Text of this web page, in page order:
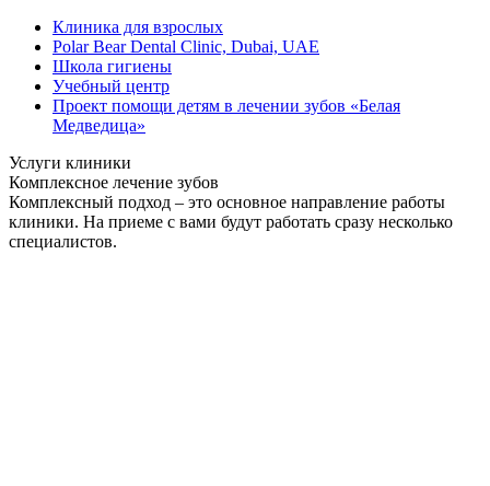
Клиника для взрослых
Polar Bear Dental Clinic, Dubai, UAE
Школа гигиены
Учебный центр
Проект помощи детям в лечении зубов «Белая
Медведица»
Услуги клиники
Комплексное лечение зубов
Комплексный подход – это основное направление работы
клиники. На приеме с вами будут работать сразу несколько
специалистов.